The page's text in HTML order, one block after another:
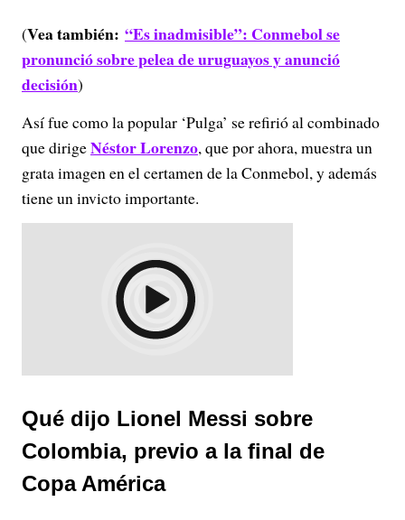
(Vea también: “Es inadmisible”: Conmebol se
pronunció sobre pelea de uruguayos y anunció
decisión)
Así fue como la popular ‘Pulga’ se refirió al combinado
que dirigeNéstor Lorenzo, que por ahora, muestra un
grata imagen en el certamen de la Conmebol, y además
tiene un invicto importante.
Qué dijo Lionel Messi sobre
Colombia, previo a la final de
Copa América